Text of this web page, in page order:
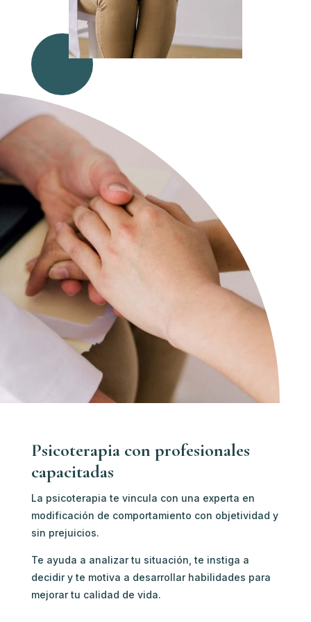
Psicoterapia con profesionales
capacitadas
La psicoterapia te vincula con una experta en
modificación de comportamiento con objetividad y
sin prejuicios.
Te ayuda a analizar tu situación, te instiga a
decidir y te motiva a desarrollar habilidades para
mejorar tu calidad de vida.